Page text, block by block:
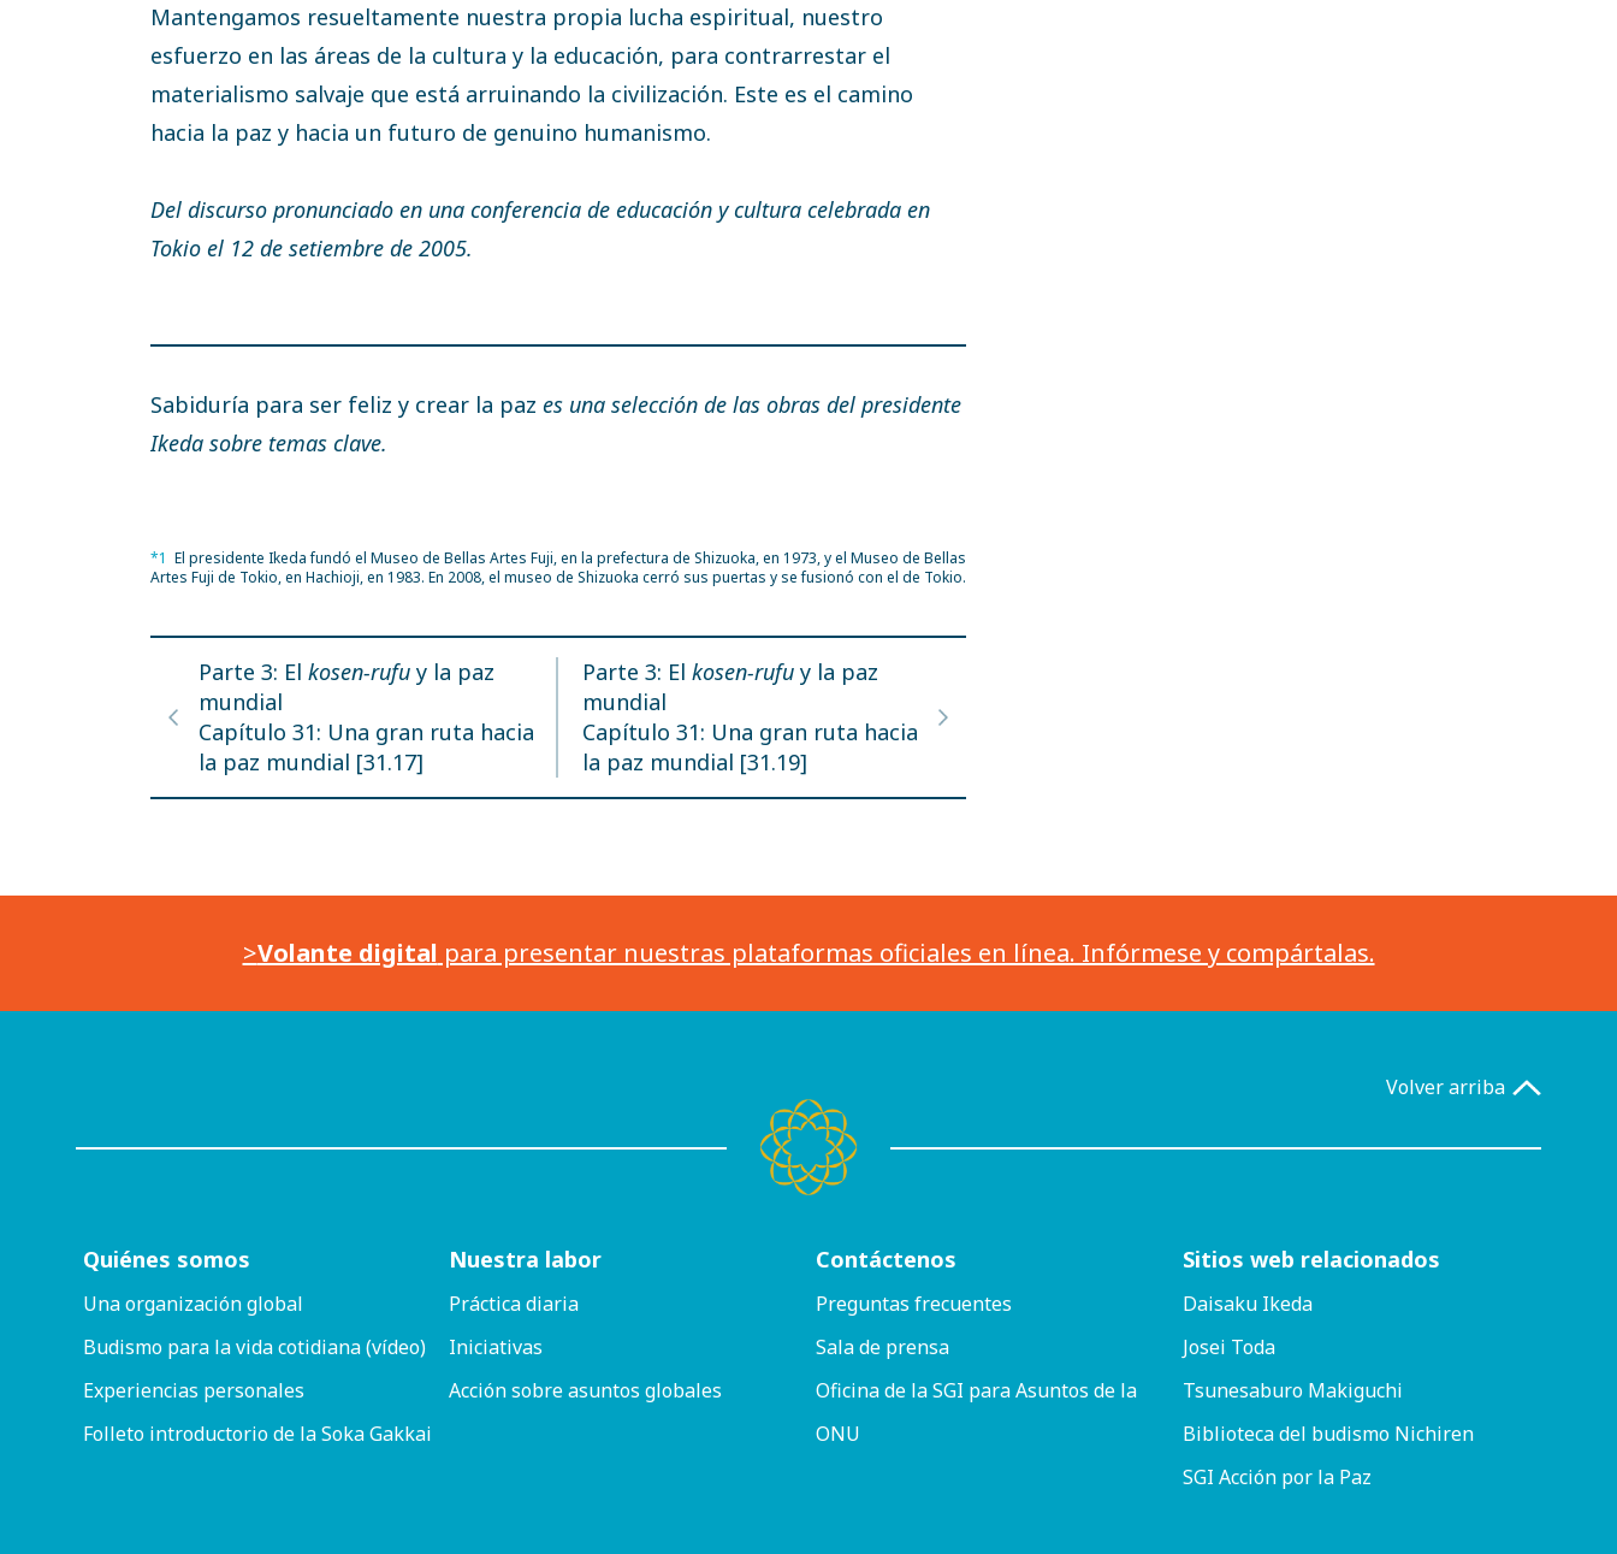
Mantengamos resueltamente nuestra propia lucha espiritual, nuestro
esfuerzo en las áreas de la cultura y la educación, para contrarrestar el
materialismo salvaje que está arruinando la civilización. Este es el camino
hacia la paz y hacia un futuro de genuino humanismo.
Del discurso pronunciado en una conferencia de educación y cultura celebrada en
Tokio el 12 de setiembre de 2005.
Sabiduría para ser feliz y crear la paz es una selección de las obras del presidente
Ikeda sobre temas clave.
*1 El presidente Ikeda fundó el Museo de Bellas Artes Fuji, en la prefectura de Shizuoka, en 1973, y el Museo de Bellas
Artes Fuji de Tokio, en Hachioji, en 1983. En 2008, el museo de Shizuoka cerró sus puertas y se fusionó con el de Tokio.
Parte 3: El kosen-rufu y la paz
mundial
Capítulo 31: Una gran ruta hacia
la paz mundial [31.17]
Parte 3: El kosen-rufu y la paz
mundial
Capítulo 31: Una gran ruta hacia
la paz mundial [31.19]
>Volante digital para presentar nuestras plataformas oficiales en línea. Infórmese y compártalas.
Volver arriba
Quiénes somos
Una organización global
Budismo para la vida cotidiana (vídeo)
Experiencias personales
Folleto introductorio de la Soka Gakkai
Nuestra labor
Práctica diaria
Iniciativas
Acción sobre asuntos globales
Contáctenos
Preguntas frecuentes
Sala de prensa
Oficina de la SGI para Asuntos de la
ONU
Sitios web relacionados
Daisaku Ikeda
Josei Toda
Tsunesaburo Makiguchi
Biblioteca del budismo Nichiren
SGI Acción por la Paz